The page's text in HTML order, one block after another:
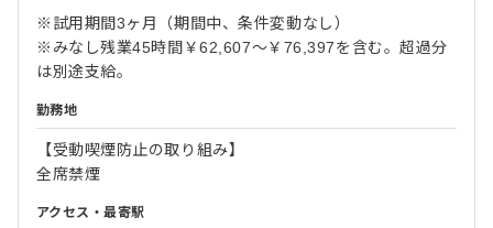
※試用期間3ヶ月（期間中、条件変動なし）
※みなし残業45時間￥62,607～￥76,397を含む。超過分
は別途支給。
勤務地
【受動喫煙防止の取り組み】
全席禁煙
アクセス・最寄駅